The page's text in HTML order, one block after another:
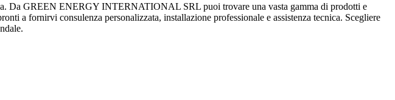
GREEN ENERGY INTERNATIONAL SRL puoi trovare una vasta gamma di prodotti e
a fornirvi consulenza personalizzata, installazione professionale e assistenza tecnica. Scegliere